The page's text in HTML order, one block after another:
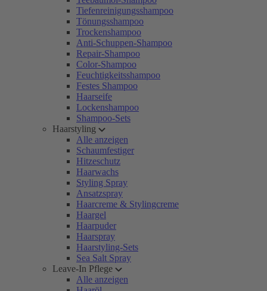
Tiefenreinigungsshampoo
Tönungsshampoo
Trockenshampoo
Anti-Schuppen-Shampoo
Repair-Shampoo
Color-Shampoo
Feuchtigkeitsshampoo
Festes Shampoo
Haarseife
Lockenshampoo
Shampoo-Sets
Haarstyling
Alle anzeigen
Schaumfestiger
Hitzeschutz
Haarwachs
Styling Spray
Ansatzspray
Haarcreme & Stylingcreme
Haargel
Haarpuder
Haarspray
Haarstyling-Sets
Sea Salt Spray
Leave-In Pflege
Alle anzeigen